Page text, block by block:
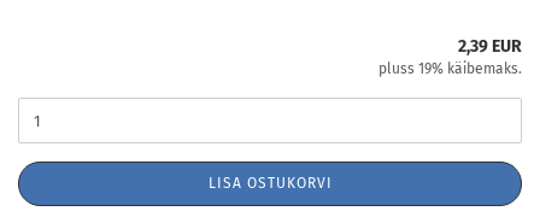
2,39 EUR
pluss 19% käibemaks.
LISA OSTUKORVI